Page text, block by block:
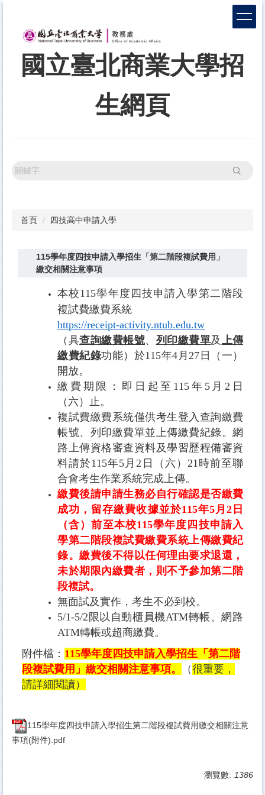
國立臺北商業大學招
生網頁
搜尋
首頁 四技高中申請入學
115學年度四技申請入學招生「第二階段複試費用」
繳交相關注意事項
本校115學年度四技申請入學第二階段
複試費繳費系統
https://receipt-activity.ntub.edu.tw
（具查詢繳費帳號、 列印繳費單及 上傳
繳費紀錄功能）於115年4 月 27 日（一）
開放。
繳費期限：即日起至 115 年 5月2 日
（六）止。
複試費繳費系統僅供考生登入查詢繳費
帳號、列印繳費單並上傳繳費紀錄。網
路上傳資格審查資料及學習歷程備審資
料請於115年5 月2 日（六） 21時前至聯
合會考生作業系統完成上傳。
繳費後請申請生務必自行確認是否繳費
成功，留存繳費收據並於115年5月 2日
（含）前至本校115學年度四技申請入
學第二階段複試費繳費系統上傳繳費紀
錄。繳費後不得以任何理由要求退還，
未於期限內繳費者，則不予參加第二階
段複試。
無面試及實作，考生不必到校。
5/1-5/2限以自動櫃員機ATM轉帳、網路
ATM轉帳或超商繳費。
附件檔： 115學年度 四技申請入學招生「第二階
段複試費用」繳交相關注意事項。
（很重要，
請詳細閱讀）
115學年度四技申請入學招生第二階段複試費用繳交相關注意
事項(附件).pdf
瀏覽數: 1386